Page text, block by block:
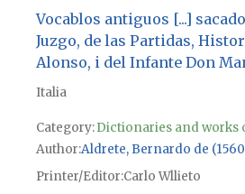
Vocablos antiguos [...]
Juzgo, de las Partidas,
Alonso, i del Infante Don
Italia
Category:Dictionaries and works
Author Aldrete, Bernardo de
Printer/Editor Carlo Wllieto